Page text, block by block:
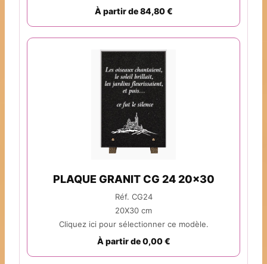
À partir de 84,80 €
PLAQUE GRANIT CG 24 20x30
Réf. CG24
20X30 cm
Cliquez ici pour sélectionner ce modèle.
À partir de 0,00 €